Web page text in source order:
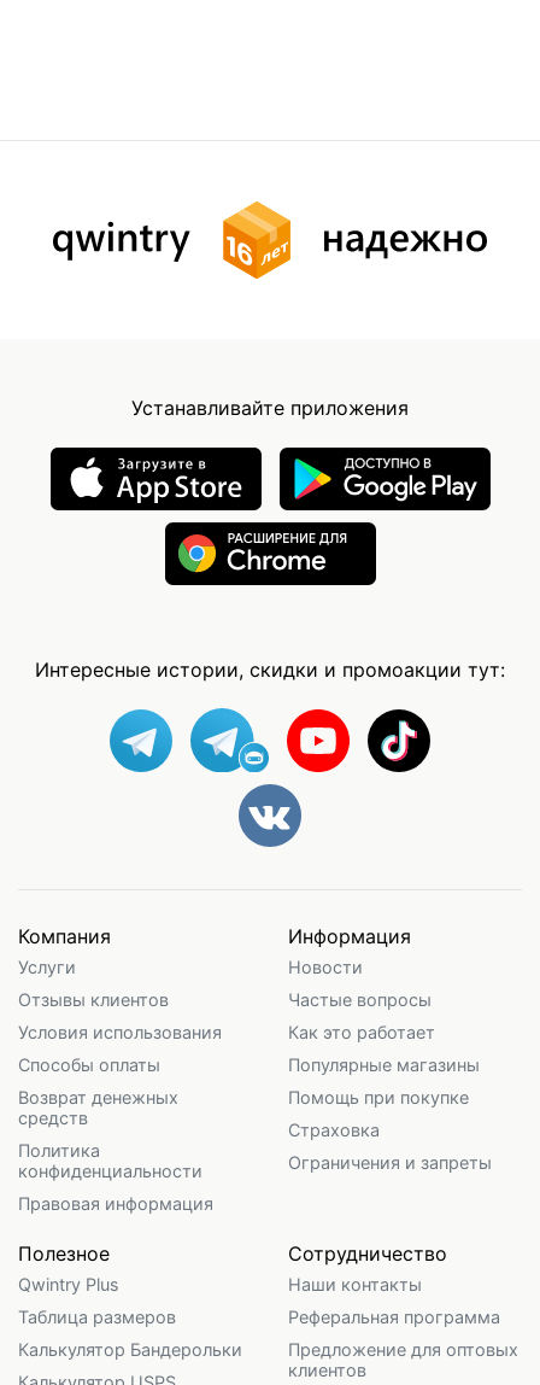
Устанавливайте приложения
Интересные истории, скидки и промоакции тут:
Компания
Услуги
Отзывы клиентов
Условия использования
Способы оплаты
Возврат денежных
средств
Политика
конфиденциальности
Правовая информация
Информация
Новости
Частые вопросы
Как это работает
Популярные магазины
Помощь при покупке
Страховка
Ограничения и запреты
Полезное
Qwintry Plus
Таблица размеров
Калькулятор Бандерольки
Сотрудничество
Наши контакты
Реферальная программа
Предложение для оптовых
клиентов